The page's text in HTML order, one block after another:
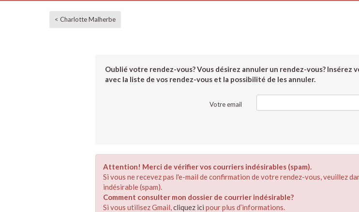
< Charlotte Malherbe
Oublié votre rendez-vous? Vous désirez annuler un rendez-vous? Insérez
avec la liste de vos rendez-vous et la possibilité de les annuler.
Votre email
Attention! Merci de vérifier vos courriers indésirables (spam).
Si vous ne recevez pas l'e-mail de confirmation de votre rendez-vous, veuillez
indésirable (spam).
Comment consulter mon dossier de courrier indésirable?
Si vous utilisez Gmail,cliquez ici pour plus d’informations.